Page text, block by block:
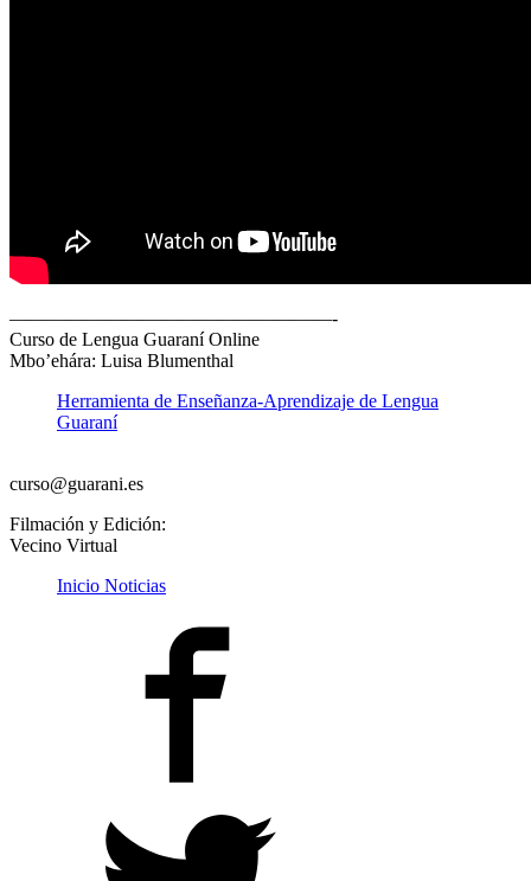
—————————————————-
Curso de Lengua Guaraní Online
Mbo’ehára: Luisa Blumenthal
Herramienta de Enseñanza-Aprendizaje de Lengua
Guaraní
curso@guarani.es
Filmación y Edición:
Vecino Virtual
Inicio Noticias